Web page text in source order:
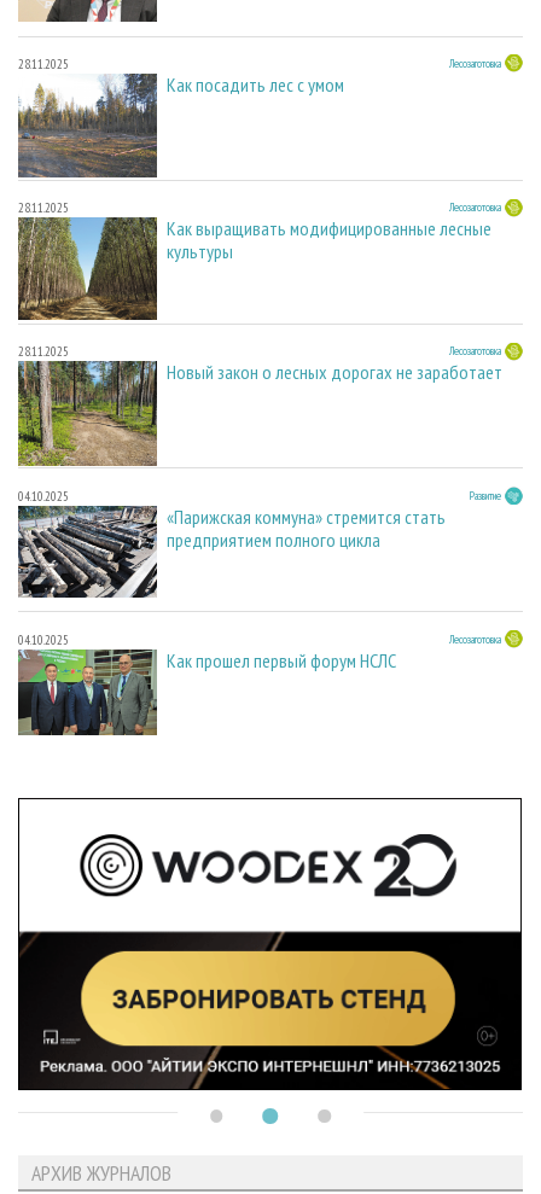
28.11.2025 Лесозаготовка
Как посадить лес с умом
28.11.2025 Лесозаготовка
Как выращивать модифицированные лесные
культуры
28.11.2025 Лесозаготовка
Новый закон о лесных дорогах не заработает
04.10.2025 Развитие
«Парижская коммуна» стремится стать
предприятием полного цикла
04.10.2025 Лесозаготовка
Как прошел первый форум НСЛС
АРХИВ ЖУРНАЛОВ